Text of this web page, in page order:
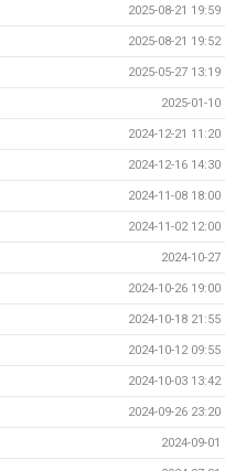
2025-08-21 19:59
2025-08-21 19:52
2025-05-27 13:19
2025-01-10
2024-12-21 11:20
2024-12-16 14:30
2024-11-08 18:00
2024-11-02 12:00
2024-10-27
2024-10-26 19:00
2024-10-18 21:55
2024-10-12 09:55
2024-10-03 13:42
2024-09-26 23:20
2024-09-01